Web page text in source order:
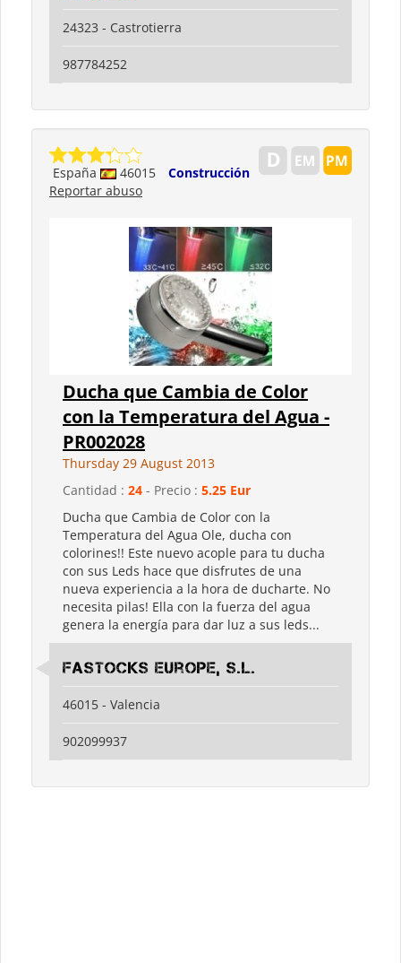
24323 - Castrotierra
987784252
España 46015
Construcción
Reportar abuso
Ducha que Cambia de Color
con la Temperatura del Agua -
PR002028
Thursday 29 August 2013
Cantidad : 24 - Precio : 5.25 Eur
Ducha que Cambia de Color con la
Temperatura del Agua Ole, ducha con
colorines!! Este nuevo acople para tu ducha
con sus Leds hace que disfrutes de una
nueva experiencia a la hora de ducharte. No
necesita pilas! Ella con la fuerza del agua
genera la energía para dar luz a sus leds...
Fastocks Europe, S.L.
46015 - Valencia
902099937